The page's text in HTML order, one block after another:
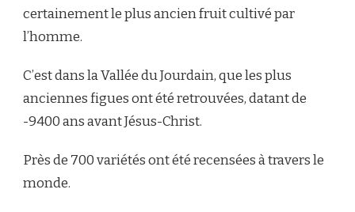
AUX
FIGUES
PORTO
certainement le plus ancien fruit cultivé par
l’homme.
C’est dans la Vallée du Jourdain, que les plus
anciennes figues ont été retrouvées, datant de
-9400 ans avant Jésus-Christ.
Près de 700 variétés ont été recensées à travers le
monde.